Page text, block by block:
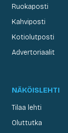
Ruokaposti
Kahviposti
Kotiolutposti
Advertoriaalit
NÄKÖISLEHTI
Tilaa lehti
Oluttutka